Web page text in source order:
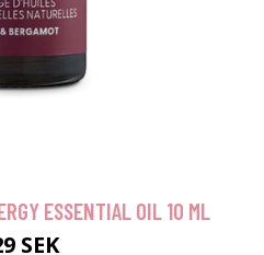
ESSENTIAL OIL 10 ML
SEK